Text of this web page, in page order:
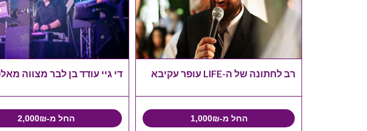
רב לחתונה של ה-LIFE עופר עקיבא
החל מ-1,000₪
די גיי עודד בן לבר מצווה
החל מ-2,000₪